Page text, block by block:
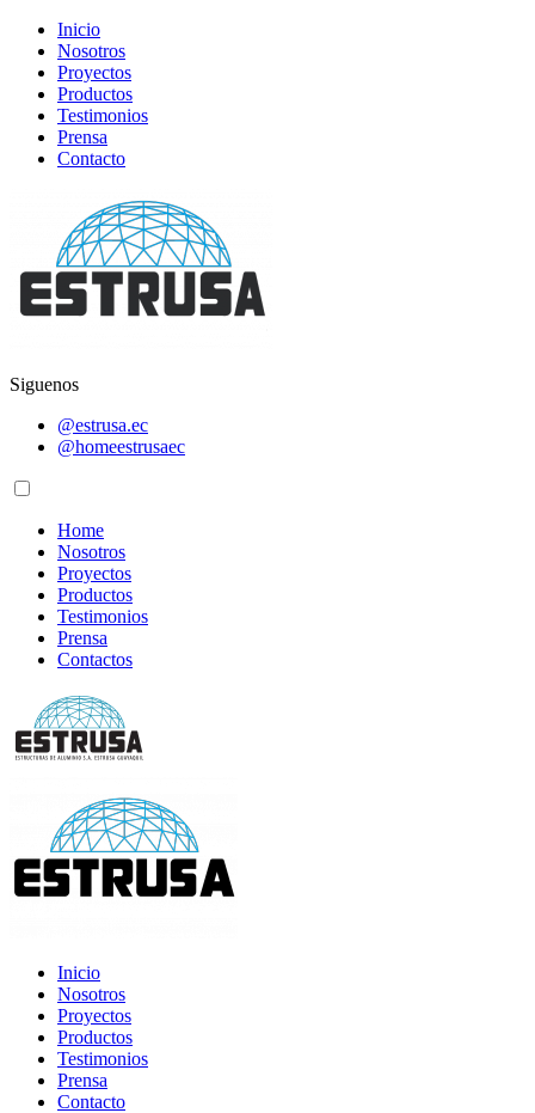
Inicio
Nosotros
Proyectos
Productos
Testimonios
Prensa
Contacto
Siguenos
@estrusa.ec
@homeestrusaec
Home
Nosotros
Proyectos
Productos
Testimonios
Prensa
Contactos
Inicio
Nosotros
Proyectos
Productos
Testimonios
Prensa
Contacto